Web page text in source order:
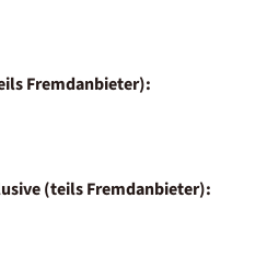
Fremdanbieter):
(teils Fremdanbieter):